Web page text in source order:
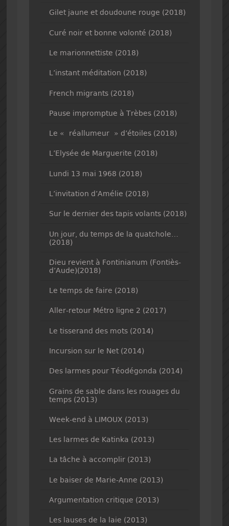
Gilet jaune et doudoune rouge (2018)
Curé noir et bonne volonté (2018)
Le marionnettiste (2018)
L’instant méditation (2018)
French migrants (2018)
Pause impromptue à Trèbes (2018)
Le « réallumeur » d’étoiles (2018)
L’Elysée de Marguerite (2018)
Lundi 13 mai 1968 (2018)
L’invitation d’Amélie (2018)
Sur le dernier des tapis volants (2018)
Un jour, du temps de la quatchole…
(2018)
Dieu revient à Fontinianum (Fontiès-
d’Aude)(2018)
Le temps de faire (2018)
Aller-retour Métro ligne 2 (2017)
Le tisserand des mots (2014)
Incursion sur le Net (2014)
Des larmes pour Téodégonda (2014)
Grains de sable dans les rouages du
temps (2013)
Week-end à LIMOUX (2013)
Les larmes de Katinka (2013)
La tâche à accomplir (2013)
Le baiser de Marie-Anne (2013)
Argumentation critique (2013)
Les lauses de la laie (2013)